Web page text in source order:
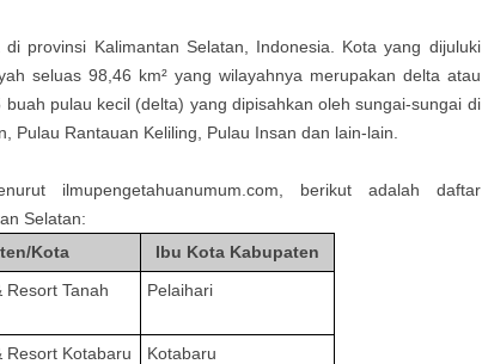
provinsi Kalimantan Selatan, Indonesia. Kota yang dijuluki
seluas 98,46 km² yang wilayahnya merupakan delta atau
pulau kecil (delta) yang dipisahkan oleh sungai-sungai di
Pulau Rantauan Keliling, Pulau Insan dan lain-lain.
ilmupengetahuanumum.com, berikut adalah daftar
Selatan:
Kota
Ibu Kota Kabupaten
Resort Tanah
Pelaihari
Resort Kotabaru
Kotabaru